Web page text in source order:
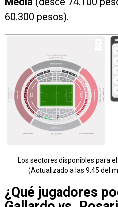
60.300 pesos).
Los sectores disponibles para
(Actualizado a las 9.45 del
¿Qué jugadores